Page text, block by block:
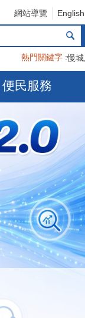
網站導覽 English
熱門關鍵字 慢城
便民服務